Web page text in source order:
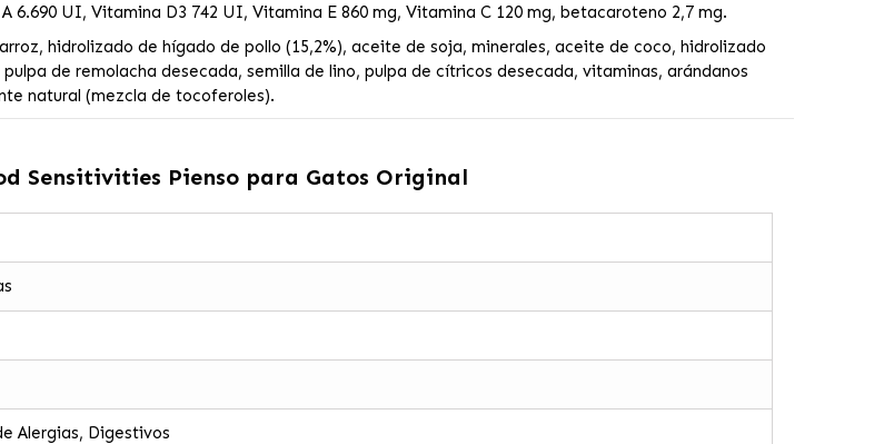
6.690 UI, Vitamina D3 742 UI, Vitamina E 860 mg, Vitamina C 120 mg, betacaroteno 2,7 mg.
hidrolizado de hígado de pollo (15,2%), aceite de soja, minerales, aceite de coco, hidrolizado
de remolacha desecada, semilla de lino, pulpa de cítricos desecada, vitaminas, arándanos
natural (mezcla de tocoferoles).
Sensitivities Pienso para Gatos Original
Alergias, Digestivos